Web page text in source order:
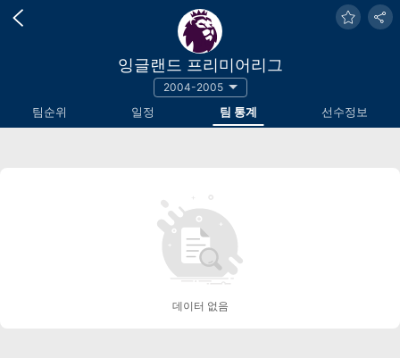
잉글랜드 프리미어리그
2004-2005
팀순위 일정 팀 통계 선수정보
데이터 없음